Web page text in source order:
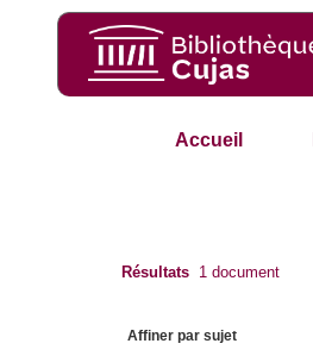
Accueil
Résultats 1 document
Affiner par sujet